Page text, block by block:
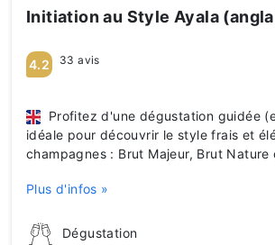
Initiation au Style Ayala
Dégustation
Profitez d'une dégustation guidée
idéale pour découvrir le style frais et
champagnes : Brut Majeur, Brut Nature
Plus d'infos »
4.2 33 avis